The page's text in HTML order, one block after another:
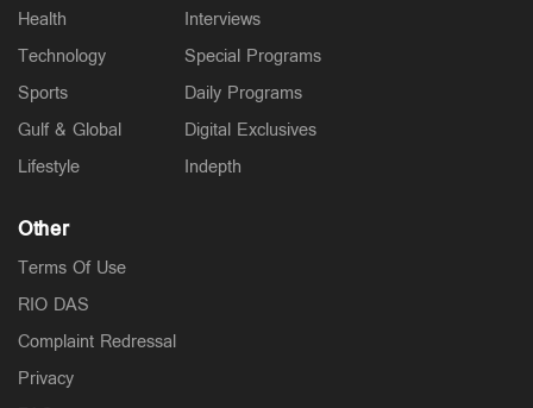
Health
Technology
Sports
Gulf & Global
Lifestyle
Interviews
Special Programs
Daily Programs
Digital Exclusives
Indepth
Other
Terms Of Use
RIO DAS
Complaint Redressal
Privacy